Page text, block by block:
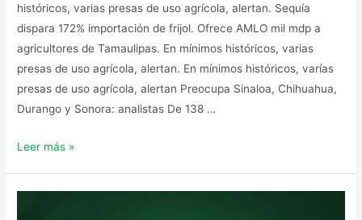
históricos, varias presas de uso agrícola, alertan. Sequía
dispara 172% importación de frijol. Ofrece AMLO mil mdp a
agricultores de Tamaulipas. En mínimos históricos, varias
presas de uso agrícola, alertan. En mínimos históricos, varías
presas de uso agrícola, alertan Preocupa Sinaloa, Chihuahua,
Durango y Sonora: analistas De 138 …
Leer más »